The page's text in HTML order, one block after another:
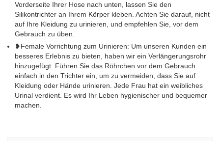
Vorderseite Ihrer Hose nach unten, lassen Sie den
Silikontrichter an Ihrem Körper kleben. Achten Sie darauf, nicht
auf Ihre Kleidung zu urinieren, und empfehlen Sie, vor dem
Gebrauch zu üben.
❥Female Vorrichtung zum Urinieren: Um unseren Kunden ein
besseres Erlebnis zu bieten, haben wir ein Verlängerungsrohr
hinzugefügt. Führen Sie das Röhrchen vor dem Gebrauch
einfach in den Trichter ein, um zu vermeiden, dass Sie auf
Kleidung oder Hände urinieren. Jede Frau hat ein weibliches
Urinal verdient. Es wird Ihr Leben hygienischer und bequemer
machen.